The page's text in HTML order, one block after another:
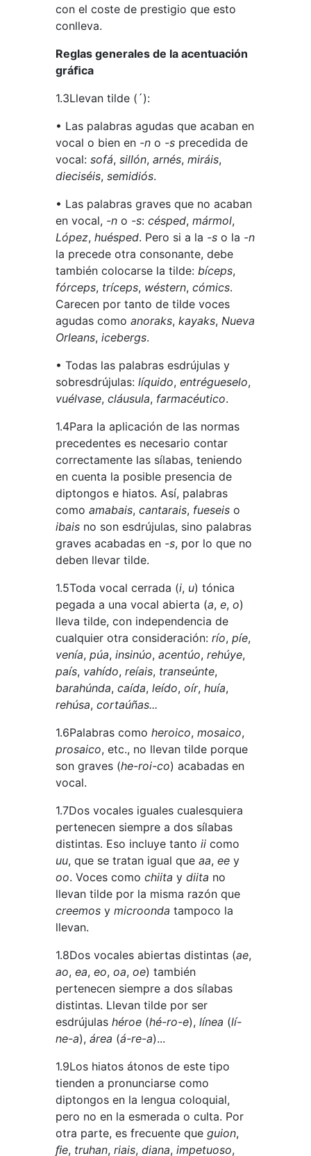
con el coste de prestigio que esto
conlleva.
Reglas generales de la acentuación
gráﬁca
1.3Llevan tilde (´):
• Las palabras agudas que acaban en
vocal o bien en -n o -s precedida de
vocal: sofá, sillón, arnés, miráis,
dieciséis, semidiós.
• Las palabras graves que no acaban
en vocal, -n o -s: césped, mármol,
López, huésped. Pero si a la -s o la -n
la precede otra consonante, debe
también colocarse la tilde: bíceps,
fórceps, tríceps, wéstern, cómics.
Carecen por tanto de tilde voces
agudas como anoraks, kayaks, Nueva
Orleans, icebergs.
• Todas las palabras esdrújulas y
sobresdrújulas: líquido, entrégueselo,
vuélvase, cláusula, farmacéutico.
1.4Para la aplicación de las normas
precedentes es necesario contar
correctamente las sílabas, teniendo
en cuenta la posible presencia de
diptongos e hiatos. Así, palabras
como amabais, cantarais, fueseis o
ibais no son esdrújulas, sino palabras
graves acabadas en -s, por lo que no
deben llevar tilde.
1.5Toda vocal cerrada (i, u) tónica
pegada a una vocal abierta (a, e, o)
lleva tilde, con independencia de
cualquier otra consideración: río, píe,
venía, púa, insinúo, acentúo, rehúye,
país, vahído, reíais, transeúnte,
barahúnda, caída, leído, oír, huía,
rehúsa, cortaúñas...
1.6Palabras como heroico, mosaico,
prosaico, etc., no llevan tilde porque
son graves (he-roi-co) acabadas en
vocal.
1.7Dos vocales iguales cualesquiera
pertenecen siempre a dos sílabas
distintas. Eso incluye tanto ii como
uu, que se tratan igual que aa, ee y
oo. Voces como chiita y diita no
llevan tilde por la misma razón que
creemos y microonda tampoco la
llevan.
1.8Dos vocales abiertas distintas (ae,
ao, ea, eo, oa, oe) también
pertenecen siempre a dos sílabas
distintas. Llevan tilde por ser
esdrújulas héroe (hé-ro-e), línea (lí-
ne-a), área (á-re-a)...
1.9Los hiatos átonos de este tipo
tienden a pronunciarse como
diptongos en la lengua coloquial,
pero no en la esmerada o culta. Por
otra parte, es frecuente que guion,
ﬁe, truhan, riais, diana, impetuoso,